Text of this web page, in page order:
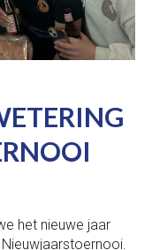
het nieuwe jaar